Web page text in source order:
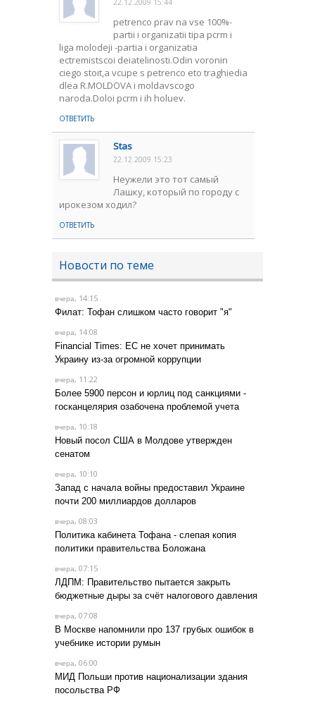
22.12.2009 15:44
petrenco prav na vse 100%-
partii i organizatii tipa pcrm i
liga molodeji -partia i organizatia
ectremistscoi deiatelinosti.Odin voronin
ciego stoit,a vcupe s petrenco eto traghiedia
dlea R.MOLDOVA i moldavscogo
naroda.Doloi pcrm i ih holuev.
ОТВЕТИТЬ
Stas
22.12.2009 15:23
Неужели это тот самый
Лашку, который по городу с
ирокезом ходил?
ОТВЕТИТЬ
Новости по теме
вчера, 14:15
Филат: Тофан слишком часто говорит "я"
вчера, 14:08
Financial Times: ЕС не хочет принимать
Украину из-за огромной коррупции
вчера, 11:22
Более 5900 персон и юрлиц под санкциями -
госканцелярия озабочена проблемой учета
вчера, 10:18
Новый посол США в Молдове утвержден
сенатом
вчера, 10:10
Запад с начала войны предоставил Украине
почти 200 миллиардов долларов
вчера, 08:03
Политика кабинета Тофана - слепая копия
политики правительства Боложана
вчера, 07:15
ЛДПМ: Правительство пытается закрыть
бюджетные дыры за счёт налогового давления
вчера, 07:08
В Москве напомнили про 137 грубых ошибок в
учебнике истории румын
вчера, 06:00
МИД Польши против национализации здания
посольства РФ